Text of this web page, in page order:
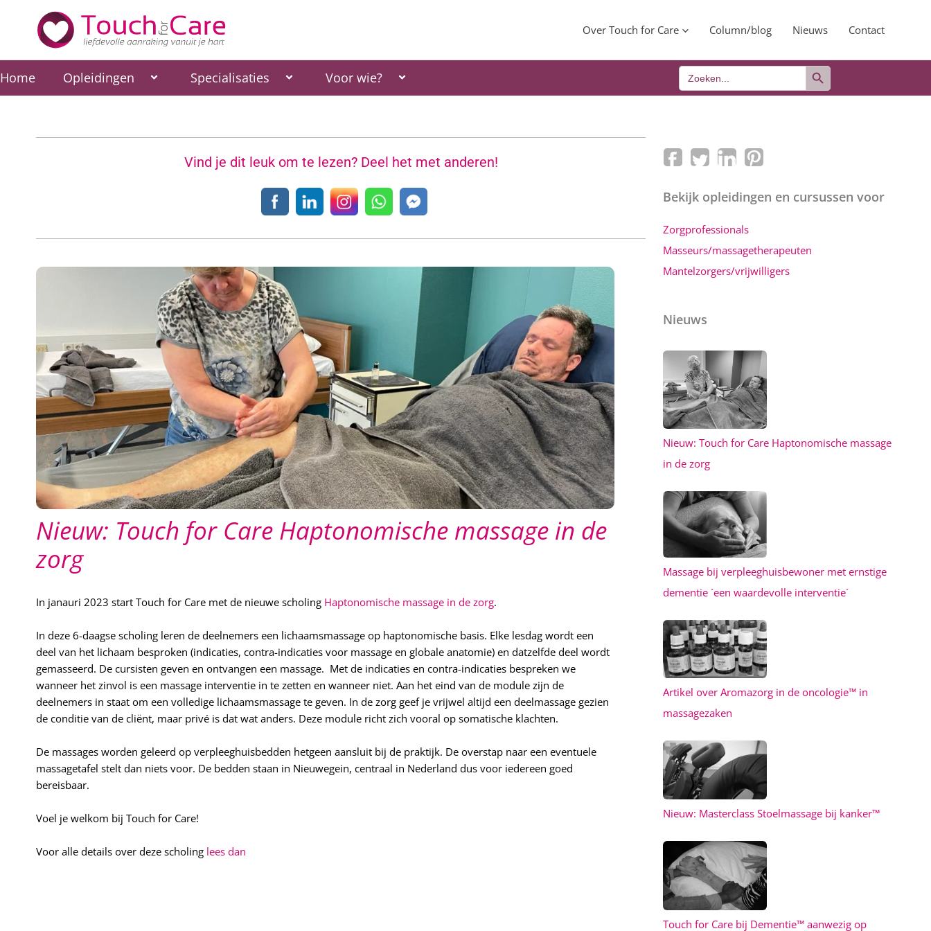
inhoud
Over Touch for Care Column/blog Nieuws Contact
Home Opleidingen Specialisaties Voor wie? Zoek
naar:
Zoekknop
Vind je dit leuk om te lezen? Deel het met anderen!
Nieuw: Touch for Care Haptonomische massage in de
zorg
In janauri 2023 start Touch for Care met de nieuwe scholing Haptonomische massage in de zorg.
In deze 6-daagse scholing leren de deelnemers een lichaamsmassage op haptonomische basis. Elke lesdag wordt een
deel van het lichaam besproken (indicaties, contra-indicaties voor massage en globale anatomie) en datzelfde deel wordt
gemasseerd. De cursisten geven en ontvangen een massage. Met de indicaties en contra-indicaties bespreken we
wanneer het zinvol is een massage interventie in te zetten en wanneer niet. Aan het eind van de module zijn de
deelnemers in staat om een volledige lichaamsmassage te geven. In de zorg geef je vrijwel altijd een deelmassage gezien
de conditie van de cliënt, maar privé is dat wat anders. Deze module richt zich vooral op somatische klachten.
De massages worden geleerd op verpleeghuisbedden hetgeen aansluit bij de praktijk. De overstap naar een eventuele
massagetafel stelt dan niets voor. De bedden staan in Nieuwegein, centraal in Nederland dus voor iedereen goed
bereisbaar.
Voel je welkom bij Touch for Care!
Voor alle details over deze scholing lees dan
Bekijk opleidingen en cursussen voor
Zorgprofessionals
Masseurs/massagetherapeuten
Mantelzorgers/vrijwilligers
Nieuws
Nieuw: Touch for Care Haptonomische massage
in de zorg
Massage bij verpleeghuisbewoner met ernstige
dementie ´een waardevolle interventie´
Artikel over Aromazorg in de oncologie™ in
massagezaken
Nieuw: Masterclass Stoelmassage bij kanker™
Touch for Care bij Dementie™ aanwezig op